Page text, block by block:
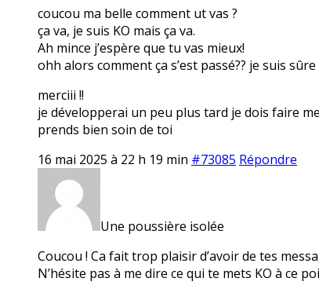
coucou ma belle comment ut vas ?
ça va, je suis KO mais ça va.
Ah mince j’espère que tu vas mieux!
ohh alors comment ça s’est passé?? je suis
merciii !!
je développerai un peu plus tard je dois faire
prends bien soin de toi
16 mai 2025 à 22 h 19 min #73085 Répondre
Une poussière isolée
Coucou ! Ca fait trop plaisir d’avoir de tes
N’hésite pas à me dire ce qui te mets KO à ce